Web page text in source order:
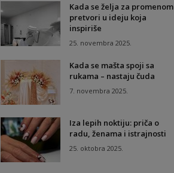
Kada se želja za promenom
pretvori u ideju koja
inspiriše
25. novembra 2025.
Kada se mašta spoji sa
rukama – nastaju čuda
7. novembra 2025.
Iza lepih noktiju: priča o
radu, ženama i istrajnosti
25. oktobra 2025.